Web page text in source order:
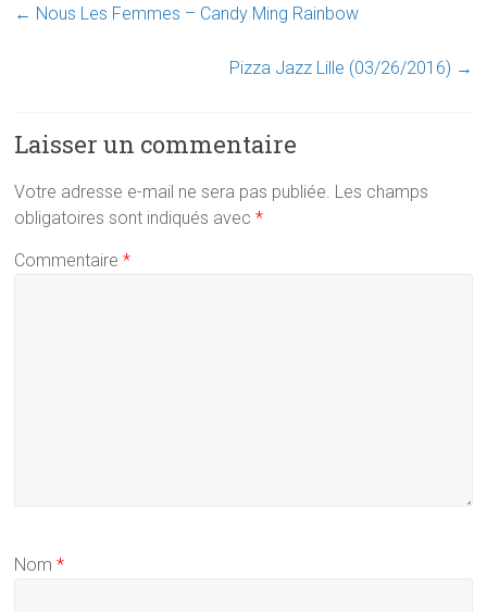
← Nous Les Femmes – Candy Ming Rainbow
Pizza Jazz Lille (03/26/2016) →
Laisser un commentaire
Votre adresse e-mail ne sera pas publiée. Les champs
obligatoires sont indiqués avec*
Commentaire*
Nom*